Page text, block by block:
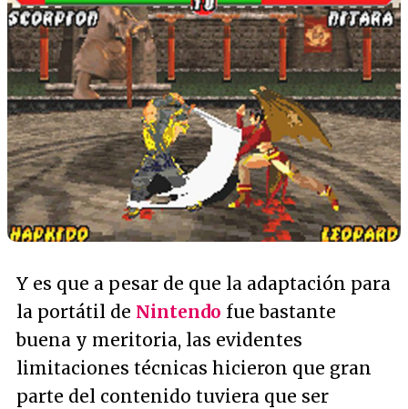
Y es que a pesar de que la adaptación para
la portátil de Nintendo fue bastante
buena y meritoria, las evidentes
limitaciones técnicas hicieron que gran
parte del contenido tuviera que ser